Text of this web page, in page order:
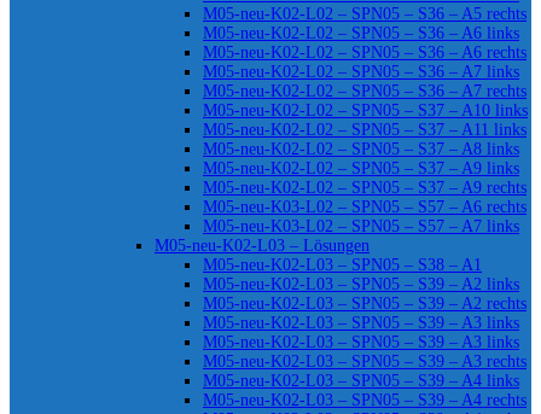
M05-neu-K02-L02 – SPN05 – S36 – A5 rechts
M05-neu-K02-L02 – SPN05 – S36 – A6 links
M05-neu-K02-L02 – SPN05 – S36 – A6 rechts
M05-neu-K02-L02 – SPN05 – S36 – A7 links
M05-neu-K02-L02 – SPN05 – S36 – A7 rechts
M05-neu-K02-L02 – SPN05 – S37 – A10 links
M05-neu-K02-L02 – SPN05 – S37 – A11 links
M05-neu-K02-L02 – SPN05 – S37 – A8 links
M05-neu-K02-L02 – SPN05 – S37 – A9 links
M05-neu-K02-L02 – SPN05 – S37 – A9 rechts
M05-neu-K03-L02 – SPN05 – S57 – A6 rechts
M05-neu-K03-L02 – SPN05 – S57 – A7 links
M05-neu-K02-L03 – Lösungen
M05-neu-K02-L03 – SPN05 – S38 – A1
M05-neu-K02-L03 – SPN05 – S39 – A2 links
M05-neu-K02-L03 – SPN05 – S39 – A2 rechts
M05-neu-K02-L03 – SPN05 – S39 – A3 links
M05-neu-K02-L03 – SPN05 – S39 – A3 links
M05-neu-K02-L03 – SPN05 – S39 – A3 rechts
M05-neu-K02-L03 – SPN05 – S39 – A4 links
M05-neu-K02-L03 – SPN05 – S39 – A4 rechts